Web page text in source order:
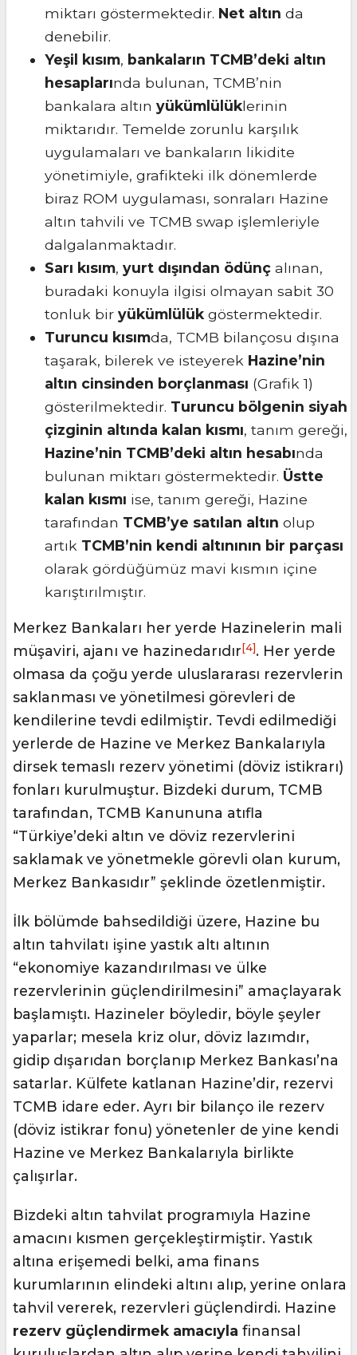
miktarı göstermektedir. Net altın da
denebilir.
Yeşil kısım, bankaların TCMB’deki altın
hesaplarında bulunan, TCMB’nin
bankalara altın yükümlülüklerinin
miktarıdır. Temelde zorunlu karşılık
uygulamaları ve bankaların likidite
yönetimiyle, grafikteki ilk dönemlerde
biraz ROM uygulaması, sonraları Hazine
altın tahvili ve TCMB swap işlemleriyle
dalgalanmaktadır.
Sarı kısım, yurt dışından ödünç alınan,
buradaki konuyla ilgisi olmayan sabit 30
tonluk bir yükümlülükgöstermektedir.
Turuncu kısımda, TCMB bilançosu dışına
taşarak, bilerek ve isteyerek Hazine’nin
altın cinsinden borçlanması (Grafik 1)
gösterilmektedir. Turuncu bölgenin siyah
çizginin altında kalan kısmı, tanım gereği,
Hazine’nin TCMB’deki altın hesabında
bulunan miktarı göstermektedir. Üstte
kalan kısmı ise, tanım gereği, Hazine
tarafından TCMB’ye satılan altın olup
artık TCMB’nin kendi altınının bir parçası
olarak gördüğümüz mavi kısmın içine
karıştırılmıştır.
Merkez Bankaları her yerde Hazinelerin mali
müşaviri, ajanı ve hazinedarıdır[4]. Her yerde
olmasa da çoğu yerde uluslararası rezervlerin
saklanması ve yönetilmesi görevleri de
kendilerine tevdi edilmiştir. Tevdi edilmediği
yerlerde de Hazine ve Merkez Bankalarıyla
dirsek temaslı rezerv yönetimi (döviz istikrarı)
fonları kurulmuştur. Bizdeki durum, TCMB
tarafından, TCMB Kanununa atıfla
“Türkiye’deki altın ve döviz rezervlerini
saklamak ve yönetmekle görevli olan kurum,
Merkez Bankasıdır” şeklinde özetlenmiştir.
İlk bölümde bahsedildiği üzere, Hazine bu
altın tahvilatı işine yastık altı altının
“ekonomiye kazandırılması ve ülke
rezervlerinin güçlendirilmesini” amaçlayarak
başlamıştı. Hazineler böyledir, böyle şeyler
yaparlar; mesela kriz olur, döviz lazımdır,
gidip dışarıdan borçlanıp Merkez Bankası’na
satarlar. Külfete katlanan Hazine’dir, rezervi
TCMB idare eder. Ayrı bir bilanço ile rezerv
(döviz istikrar fonu) yönetenler de yine kendi
Hazine ve Merkez Bankalarıyla birlikte
çalışırlar.
Bizdeki altın tahvilat programıyla Hazine
amacını kısmen gerçekleştirmiştir. Yastık
altına erişemedi belki, ama finans
kurumlarının elindeki altını alıp, yerine onlara
tahvil vererek, rezervleri güçlendirdi. Hazine
rezerv güçlendirmek amacıyla finansal